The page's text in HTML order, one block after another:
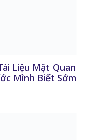
Liệu Mật Quan
Mình Biết Sớm